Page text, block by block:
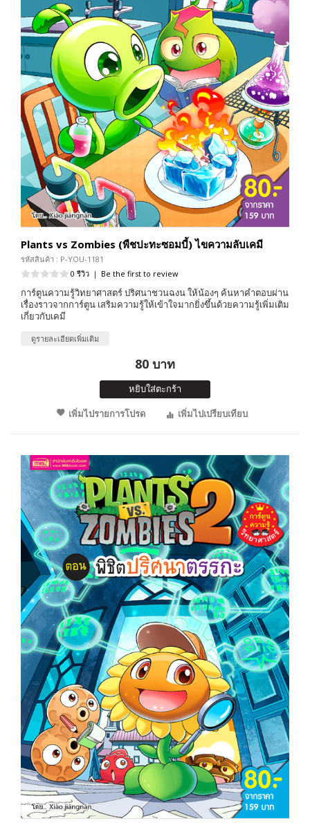
Plants vs Zombies (พืชปะทะซอมบี้) ไขความลับเคมี
รหัสสินค้า : P-YOU-1181
0 รีวิว | Be the first to review
การ์ตูนความรู้วิทยาศาสตร์ ปริศนาชวนฉงน ให้น้องๆ ค้นหาคำตอบผ่าน
เรื่องราวจากการ์ตูน เสริมความรู้ให้เข้าใจมากยิ่งขึ้นด้วยความรู้เพิ่มเติม
เกี่ยวกับเคมี
ดูรายละเอียดเพิ่มเติม
80 บาท
หยิบใส่ตะกร้า
เพิ่มไปรายการโปรด
เพิ่มไปเปรียบเทียบ